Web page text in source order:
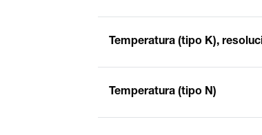
Temperatura (tipo K),
Temperatura (tipo N)